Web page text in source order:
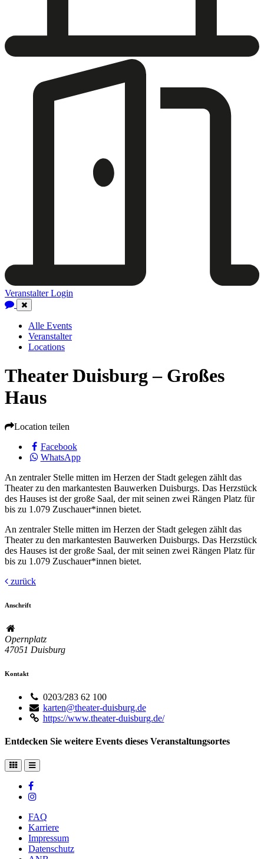
Veranstalter Login
Close
Navigation
Alle Events
Veranstalter
Locations
Theater Duisburg – Großes
Haus
Location teilen
Facebook
WhatsApp
An zentraler Stelle mitten im Herzen der Stadt gelegen zählt das
Theater zu den markantesten Bauwerken Duisburgs. Das Herzstück
des Hauses ist der große Saal, der mit seinen zwei Rängen Platz für
bis zu 1.079 Zuschauer*innen bietet.
An zentraler Stelle mitten im Herzen der Stadt gelegen zählt das
Theater zu den markantesten Bauwerken Duisburgs. Das Herzstück
des Hauses ist der große Saal, der mit seinen zwei Rängen Platz für
bis zu 1.079 Zuschauer*innen bietet.
zurück
Anschrift
Opernplatz
47051 Duisburg
Kontakt
0203/283 62 100
karten@theater-duisburg.de
https://www.theater-duisburg.de/
Entdecken Sie weitere Events dieses Veranstaltungsortes
FAQ
Karriere
Impressum
Datenschutz